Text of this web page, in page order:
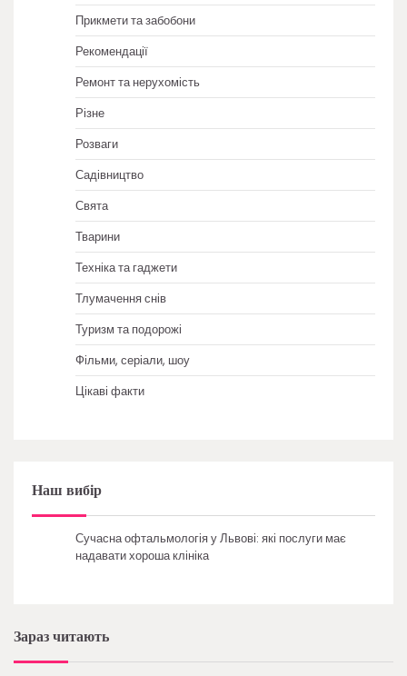
Прикмети та забобони
Рекомендації
Ремонт та нерухомість
Різне
Розваги
Садівництво
Свята
Тварини
Техніка та гаджети
Тлумачення снів
Туризм та подорожі
Фільми, серіали, шоу
Цікаві факти
Наш вибір
Сучасна офтальмологія у Львові: які послуги має
надавати хороша клініка
Зараз читають